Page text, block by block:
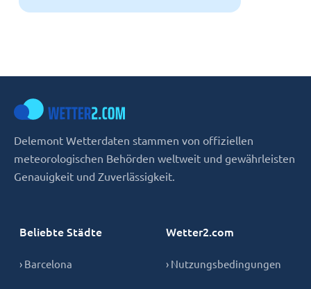
Delemont Wetterdaten stammen von offiziellen
meteorologischen Behörden weltweit und gewährleisten
Genauigkeit und Zuverlässigkeit.
Beliebte Städte
› Barcelona
Wetter2.com
› Nutzungsbedingungen